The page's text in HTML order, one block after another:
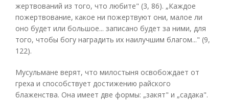
жертвований из того, что любите" (3, 86). „Каждое
пожертвование, какое ни пожертвуют они, малое ли
оно будет или большое... записано будет за ними, для
того, чтобы богу наградить их наилучшим благом..." (9,
122).
Мусульмане верят, что милостыня освобождает от
греха и способствует достижению райского
блаженства. Она имеет две формы: „закят" и „садака".